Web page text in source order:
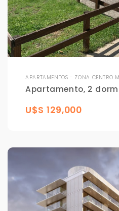
APARTAMENTOS - ZONA CENTRO
Apartamento, 2
U$S 129,000